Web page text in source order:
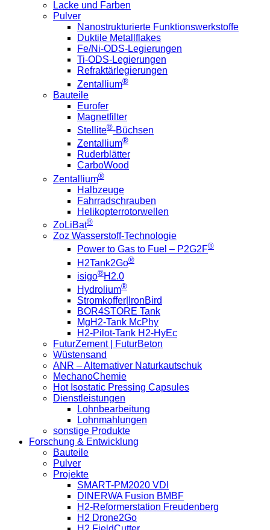
Lacke und Farben
Pulver
Nanostrukturierte Funktionswerkstoffe
Duktile Metallflakes
Fe/Ni-ODS-Legierungen
Ti-ODS-Legierungen
Refraktärlegierungen
Zentallium®
Bauteile
Eurofer
Magnetfilter
Stellite®-Büchsen
Zentallium®
Ruderblätter
CarboWood
Zentallium®
Halbzeuge
Fahrradschrauben
Helikopterrotorwellen
ZoLiBat®
Zoz Wasserstoff-Technologie
Power to Gas to Fuel – P2G2F®
H2Tank2Go®
isigo®H2.0
Hydrolium®
Stromkoffer|IronBird
BOR4STORE Tank
MgH2-Tank McPhy
H2-Pilot-Tank H2-HyEc
FuturZement | FuturBeton
Wüstensand
ANR – Alternativer Naturkautschuk
MechanoChemie
Hot Isostatic Pressing Capsules
Dienstleistungen
Lohnbearbeitung
Lohnmahlungen
sonstige Produkte
Forschung & Entwicklung
Bauteile
Pulver
Projekte
SMART-PM2020 VDI
DINERWA Fusion BMBF
H2-Reformerstation Freudenberg
H2 Drone2Go